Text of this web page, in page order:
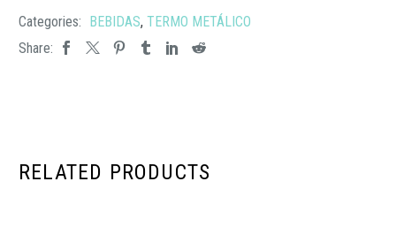
Categories: BEBIDAS, TERMO METÁLICO
Share:
RELATED PRODUCTS